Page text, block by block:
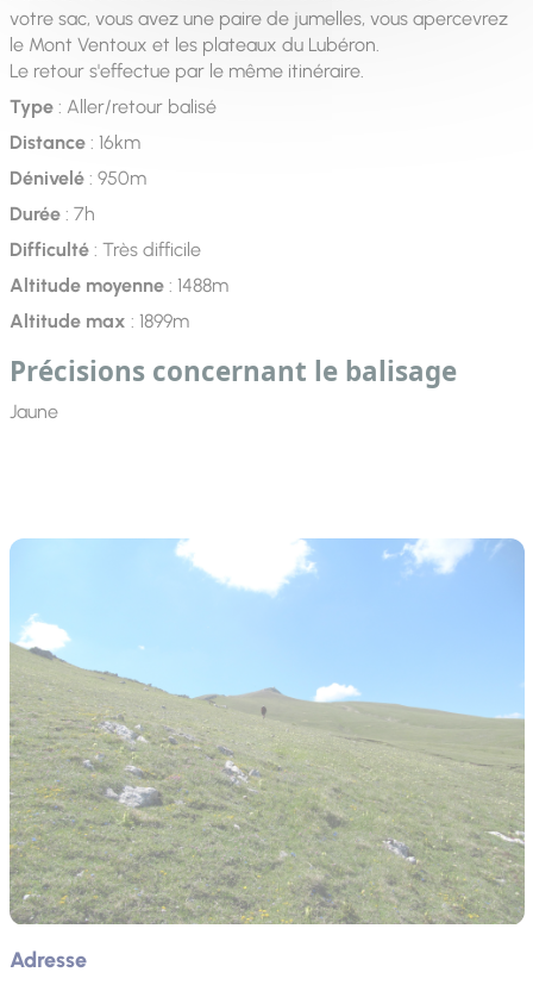
votre sac, vous avez une paire de jumelles, vous apercevrez
le Mont Ventoux et les plateaux du Lubéron.
Le retour s'effectue par le même itinéraire.
Type: Aller/retour balisé
Distance: 16km
Dénivelé: 950m
Durée: 7h
Difficulté: Très difficile
Altitude moyenne: 1488m
Altitude max : 1899m
Précisions concernant le balisage
Jaune
Adresse